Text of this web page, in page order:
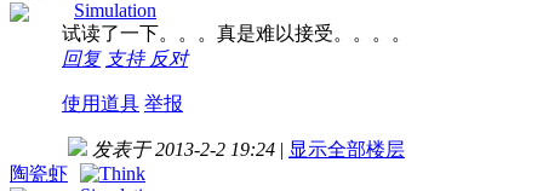
试读了一下。。。真是难以接受。。。。
回复 支持 反对
使用道具 举报
陶瓷虾
发表于 2013-2-2 19:24 | 显示全部楼层